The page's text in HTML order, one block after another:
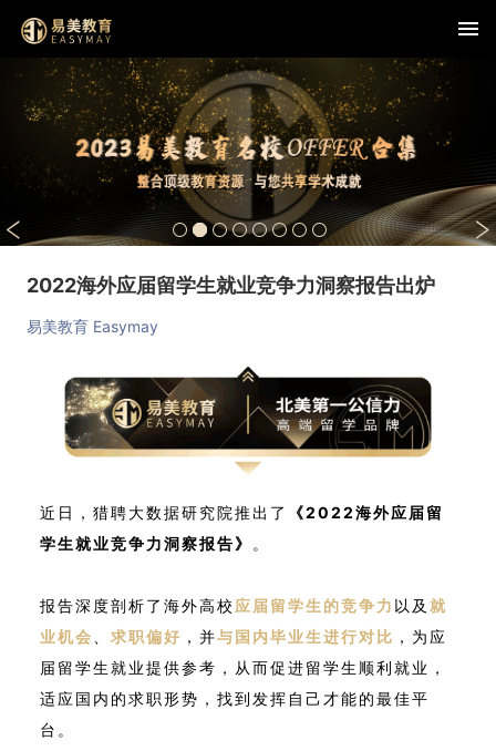
2022海外应届留学生就业竞争力洞察报告出炉
易美教育 Easymay
近日，猎聘大数据研究院推出了
《2022海外应届留
学生就业竞争力洞察报告》
。
报告深度剖析了海外高校 应届留学生的竞争力 以及 就
业机会
求职偏好 ，并与国内毕业生进行对比 ，为应
届留学生就业提供参考，从而促进留学生顺利就业，
适应国内的求职形势，找到发挥自己才能的最佳平
台。